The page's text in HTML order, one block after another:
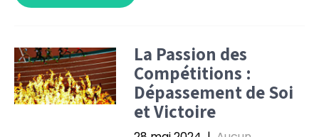
La Passion des
Compétitions :
Dépassement de Soi
et Victoire